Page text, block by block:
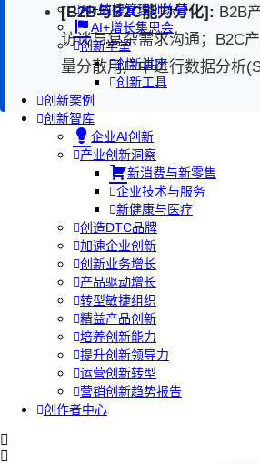
AI+敏捷管理训练营
AI+增长集思会
创新学堂
创新讲座
创新工具
创新案例
创新智库
企业AI创新
产业创新洞察
新消费与新零售
企业技术与服务
新健康与医疗
创造DTC品牌
加速企业创新
创新业务增长
产品驱动增长
转型敏捷组织
精益产品创新
培养创新能力
提升创新领导力
运营创新转型
营销创新趋势报告
创作者中心
[B2B与B2C能力分化]: B2B
访谈与复杂需求沟通；B2C
量分散用户中进行数据分析